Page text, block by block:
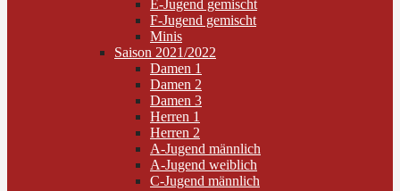
E-Jugend gemischt
F-Jugend gemischt
Minis
Saison 2021/2022
Damen 1
Damen 2
Damen 3
Herren 1
Herren 2
A-Jugend männlich
A-Jugend weiblich
C-Jugend männlich